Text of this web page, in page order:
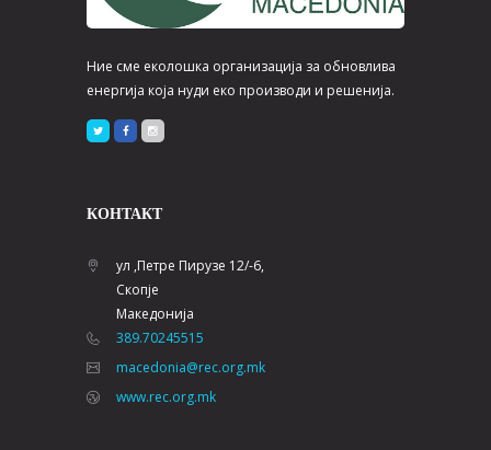
Ние сме еколошка организација за обновлива
енергија која нуди еко производи и решенија.
КОНТАКТ
ул ,Петре Пирузе 12/-6,
Скопје
Македонија
389.70245515
macedonia@rec.org.mk
www.rec.org.mk